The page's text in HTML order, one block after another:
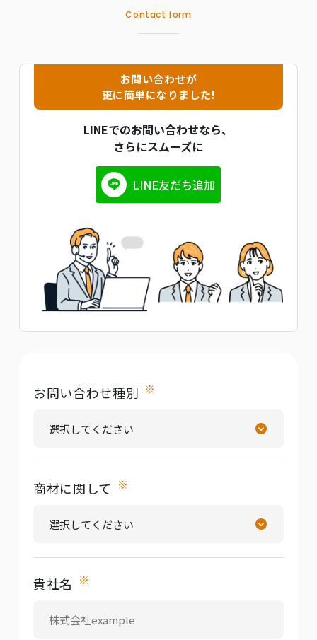
Contact form
お問い合わせが
更に簡単になりました!
LINEでのお問い合わせなら、
さらにスムーズに
LINE友だち追加
お問い合わせ種別 ※
商材に関して ※
貴社名 ※